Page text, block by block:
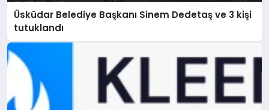
Üsküdar Belediye Başkanı Sinem Dedetaş ve 3 kişi
tutuklandı